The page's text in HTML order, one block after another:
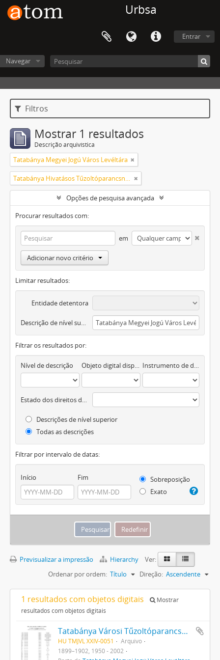
Urbsa
Entrar
Navegar
Filtros
Mostrar 1 resultados
Descrição arquivística
Tatabánya Megyei Jogú Város Levéltára
Tatabánya Hivatásos Tűzoltóparancsnokság
Opções de pesquisa avançada
Procurar resultados com:
em
Adicionar novo critério
Limitar resultados:
Entidade detentora
Descrição de nível superior
Filtrar os resultados por:
Nível de descrição Objeto digital disponível Instrumento de descrição documental
Estado dos direitos de autor
Descrições de nível superior
Todas as descrições
Filtrar por intervalo de datas:
Início Fim
Sobreposição
Exato
Previsualizar a impressão Hierarchy
Ver:
Ordenar por ordem: Título Direção: Ascendente
1 resultados com objetos digitais
Mostrar
resultados com objetos digitais
Tatabánya Városi Tűzoltóparancsnokság
HU TMJVL XXIV-0051
Arquivo
1899–1902, 1950 - 2002